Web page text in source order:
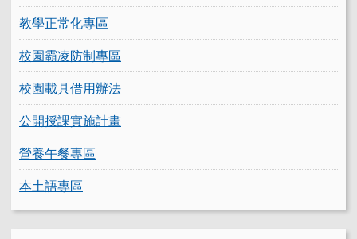
教學正常化專區
校園霸凌防制專區
校園載具借用辦法
公開授課實施計畫
營養午餐專區
本土語專區